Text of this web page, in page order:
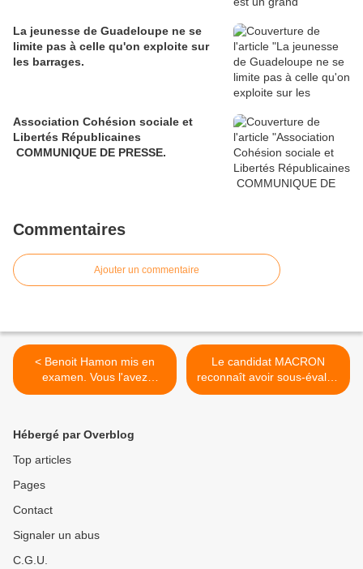
La jeunesse de Guadeloupe ne se
limite pas à celle qu'on exploite sur
les barrages.
Association Cohésion sociale et
Libertés Républicaines
COMMUNIQUE DE PRESSE.
Commentaires
Ajouter un commentaire
< Benoit Hamon mis en
examen. Vous l'avez
entendu sur « leurs »
Le candidat MACRON
reconnaît avoir sous-évalué
son patrimoine...et
Hébergé par Overblog
Top articles
Pages
Contact
Signaler un abus
C.G.U.